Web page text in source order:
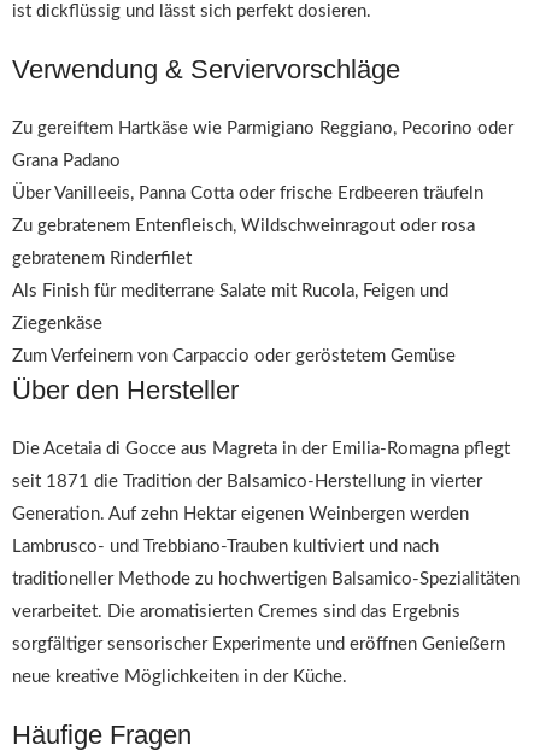
ist dickflüssig und lässt sich perfekt dosieren.
Verwendung & Serviervorschläge
Zu gereiftem Hartkäse wie Parmigiano Reggiano, Pecorino oder
Grana Padano
Über Vanilleeis, Panna Cotta oder frische Erdbeeren träufeln
Zu gebratenem Entenfleisch, Wildschweinragout oder rosa
gebratenem Rinderfilet
Als Finish für mediterrane Salate mit Rucola, Feigen und
Ziegenkäse
Zum Verfeinern von Carpaccio oder geröstetem Gemüse
Über den Hersteller
Die Acetaia di Gocce aus Magreta in der Emilia-Romagna pflegt
seit 1871 die Tradition der Balsamico-Herstellung in vierter
Generation. Auf zehn Hektar eigenen Weinbergen werden
Lambrusco- und Trebbiano-Trauben kultiviert und nach
traditioneller Methode zu hochwertigen Balsamico-Spezialitäten
verarbeitet. Die aromatisierten Cremes sind das Ergebnis
sorgfältiger sensorischer Experimente und eröffnen Genießern
neue kreative Möglichkeiten in der Küche.
Häufige Fragen